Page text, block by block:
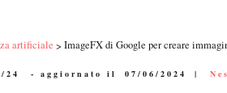
artificiale ImageFX di Google per creare
24 - aggiornato il 07/06/2024 |